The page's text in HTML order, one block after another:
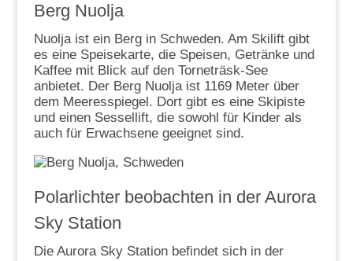
Berg Nuolja
Nuolja ist ein Berg in Schweden. Am Skilift gibt
es eine Speisekarte, die Speisen, Getränke und
Kaffee mit Blick auf den Torneträsk-See
anbietet. Der Berg Nuolja ist 1169 Meter über
dem Meeresspiegel. Dort gibt es eine Skipiste
und einen Sessellift, die sowohl für Kinder als
auch für Erwachsene geeignet sind.
Polarlichter beobachten in der Aurora
Sky Station
Die Aurora Sky Station befindet sich in der